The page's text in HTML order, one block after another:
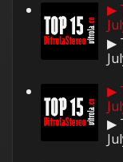
▶
▶
▶
▶